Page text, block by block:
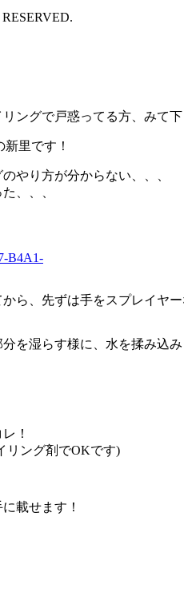
ングで戸惑ってる方、みて下
里です！
やり方が分からない、、、
、、、
B4A1-
ら、先ずは手をスプレイヤー
を湿らす様に、水を揉み込み
！
リング剤でOKです)
載せます！